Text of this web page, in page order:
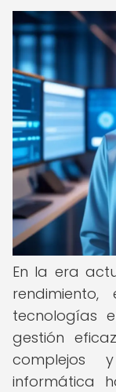
En la era
tecnologías
gestión
complejos
informática